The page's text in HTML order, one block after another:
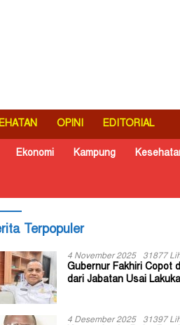
OPINI EDITORIAL
Ekonomi Kampung
Terpopuler
4 November 2025 31877
Gubernur Fakhiri Copot
dari Jabatan Usai
4 Desember 2025 31397